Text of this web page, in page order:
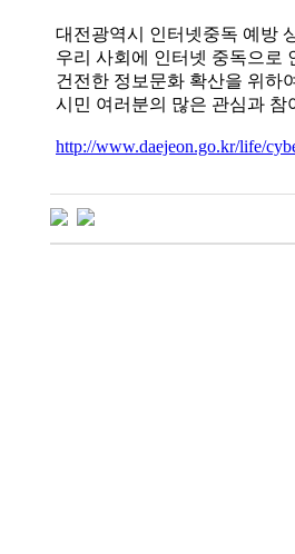
대전광역시 인터넷중독 예방
우리 사회에 인터넷 중독으로
건전한 정보문화 확산을 위하
시민 여러분의 많은 관심과
http://www.daejeon.go.kr/life/